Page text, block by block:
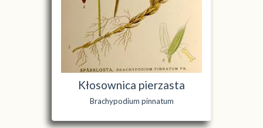
Kłosownica pierzasta
Brachypodium pinnatum